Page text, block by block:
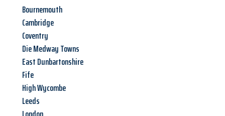
Bournemouth
Cambridge
Coventry
Die Medway Towns
East Dunbartonshire
Fife
High Wycombe
Leeds